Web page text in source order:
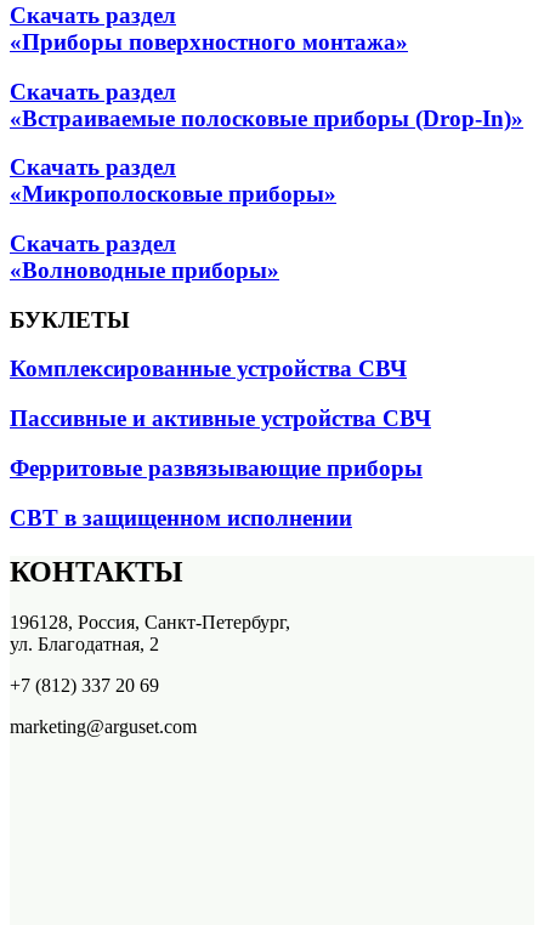
Скачать раздел
«Приборы поверхностного монтажа»
Скачать раздел
«Встраиваемые полосковые приборы (Drop-In)»
Скачать раздел
«Микрополосковые приборы»
Скачать раздел
«Волноводные приборы»
БУКЛЕТЫ
Комплексированные устройства СВЧ
Пассивные и активные устройства СВЧ
Ферритовые развязывающие приборы
СВТ в защищенном исполнении
КОНТАКТЫ
196128, Россия, Санкт-Петербург,
ул. Благодатная, 2
+7 (812) 337 20 69
marketing@arguset.com